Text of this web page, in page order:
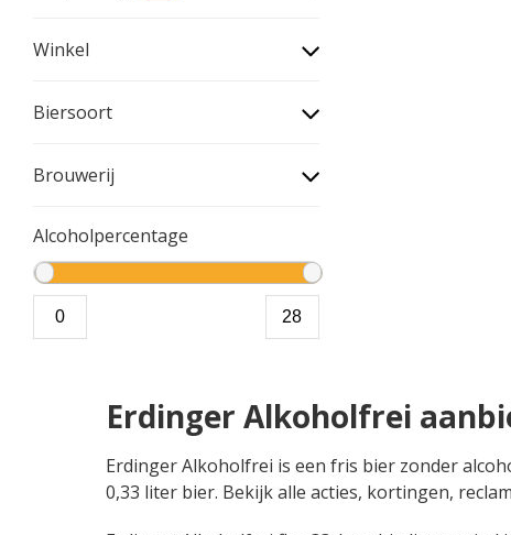
Winkel
Biersoort
Brouwerij
Alcoholpercentage
Erdinger Alkoholfrei
Erdinger Alkoholfrei is een fris bier zonder
0,33 liter bier. Bekijk alle acties, kortingen,